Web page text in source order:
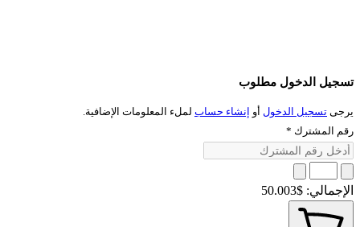
تسجيل الدخول مطلوب
يرجى تسجيل الدخول أو إنشاء حساب لملء المعلومات الإضافية.
رقم المشترك *
الإجمالي: $50.003